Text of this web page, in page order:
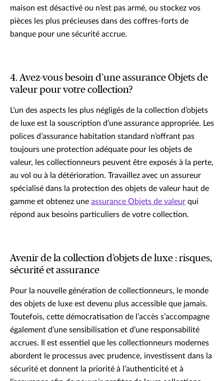
maison est désactivé ou n’est pas armé, ou stockez vos
pièces les plus précieuses dans des coffres-forts de
banque pour une sécurité accrue.
4. Avez-vous besoin d’une assurance Objets de
valeur pour votre collection?
L’un des aspects les plus négligés de la collection d’objets
de luxe est la souscription d’une assurance appropriée. Les
polices d’assurance habitation standard n’offrant pas
toujours une protection adéquate pour les objets de
valeur, les collectionneurs peuvent être exposés à la perte,
au vol ou à la détérioration. Travaillez avec un assureur
spécialisé dans la protection des objets de valeur haut de
gamme et obtenez une assurance Objets de valeur qui
répond aux besoins particuliers de votre collection.
Avenir de la collection d’objets de luxe : risques,
sécurité et assurance
Pour la nouvelle génération de collectionneurs, le monde
des objets de luxe est devenu plus accessible que jamais.
Toutefois, cette démocratisation de l’accès s’accompagne
également d’une sensibilisation et d’une responsabilité
accrues. Il est essentiel que les collectionneurs modernes
abordent le processus avec prudence, investissent dans la
sécurité et donnent la priorité à l’authenticité et à